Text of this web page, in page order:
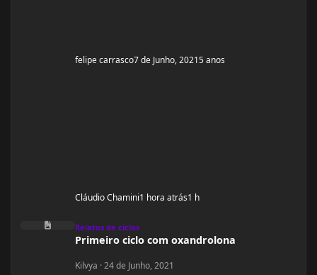
felipe carrasco7 de Junho, 20215 anos
Cláudio Chamini1 hora atrás1 h
Primeiro ciclo com oxandrolona
Relatos de ciclos
Primeiro ciclo com oxandrolona
Kilvya ·24 de Junho, 2021